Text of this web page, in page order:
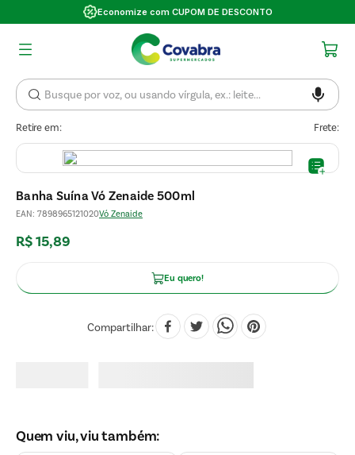
Economize com CUPOM DE DESCONTO
Retire em: Frete:
Banha Suína Vó Zenaide 500ml
EAN: 7898965121020Vó Zenaide
R$15,89
Eu quero!
Compartilhar
Quem viu, viu também: